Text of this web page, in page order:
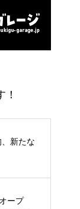
新たな
ープ